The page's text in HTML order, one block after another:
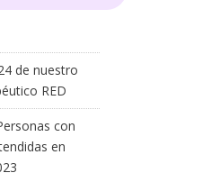
de nuestro
RED
con
en